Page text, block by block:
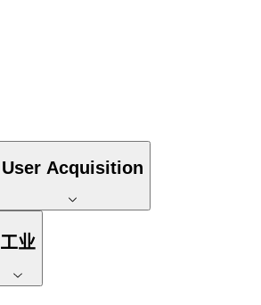
User Acquisition
工业